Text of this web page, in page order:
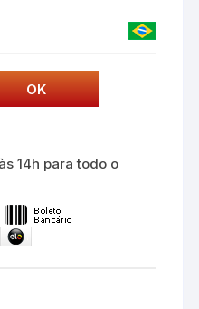
14h para todo o